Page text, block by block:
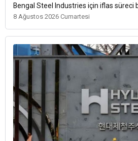
Bengal Steel Industries için iflas süreci
8 Ağustos 2026 Cumartesi